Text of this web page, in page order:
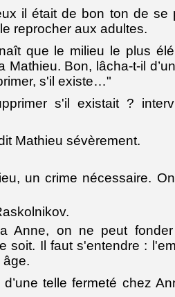
il était de bon ton de se
reprocher aux adultes.
que le milieu le plus
Bon, lâcha-t-il
s'il existe…"
s'il existait ?
Mathieu sévèrement.
un crime nécessaire.
Anne, on ne peut
soit. Il faut s'entendre :
âge.
d’une telle fermeté chez